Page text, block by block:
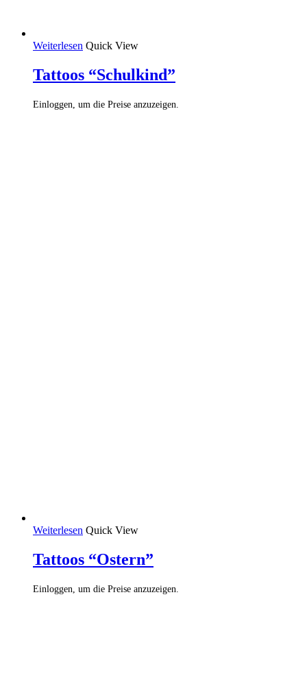
Weiterlesen Quick View
Tattoos “Schulkind”
Einloggen, um die Preise anzuzeigen.
Weiterlesen Quick View
Tattoos “Ostern”
Einloggen, um die Preise anzuzeigen.